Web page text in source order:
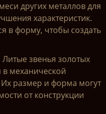
других металлов для
характеристик.
в форму, чтобы создать
Литые звенья золотых
в механической
размер и форма могут
от конструкции